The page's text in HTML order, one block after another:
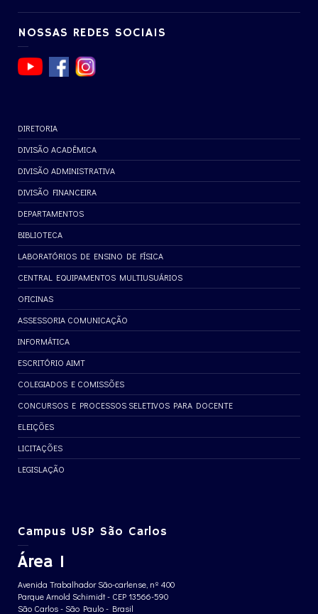
NOSSAS REDES SOCIAIS
DIRETORIA
DIVISÃO ACADÊMICA
DIVISÃO ADMINISTRATIVA
DIVISÃO FINANCEIRA
DEPARTAMENTOS
BIBLIOTECA
LABORATÓRIOS DE ENSINO DE FÍSICA
CENTRAL EQUIPAMENTOS MULTIUSUÁRIOS
OFICINAS
ASSESSORIA COMUNICAÇÃO
INFORMÁTICA
ESCRITÓRIO AIMT
COLEGIADOS E COMISSÕES
CONCURSOS E PROCESSOS SELETIVOS PARA DOCENTE
ELEIÇÕES
LICITAÇÕES
LEGISLAÇÃO
Campus USP São Carlos
Área 1
Avenida Trabalhador São-carlense, nº 400
Parque Arnold Schimidt - CEP 13566-590
São Carlos - São Paulo - Brasil